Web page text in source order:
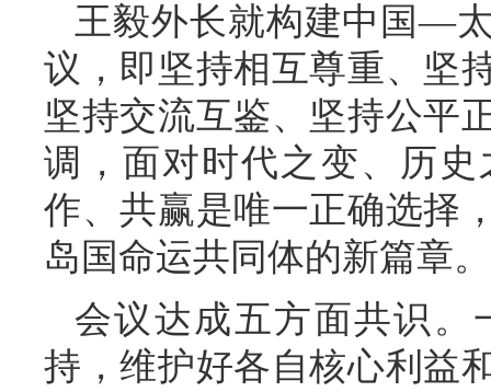
王毅外长就构建中国—
议，即坚持相互尊重、坚
坚持交流互鉴、坚持公平
调，面对时代之变、历
作、共赢是唯一正确选择
岛国命运共同体的新篇章。
会议达成五方面共识。
持，维护好各自核心利益